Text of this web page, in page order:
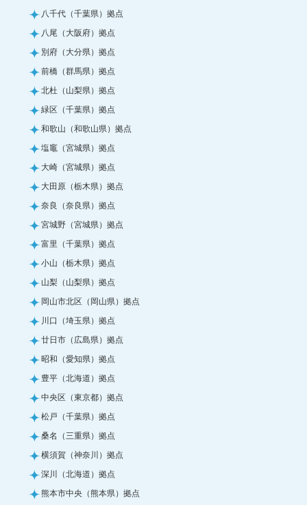
八千代（千葉県）拠点
八尾（大阪府）拠点
別府（大分県）拠点
前橋（群馬県）拠点
北杜（山梨県）拠点
緑区（千葉県）拠点
和歌山（和歌山県）拠点
塩竈（宮城県）拠点
大崎（宮城県）拠点
大田原（栃木県）拠点
奈良（奈良県）拠点
宮城野（宮城県）拠点
富里（千葉県）拠点
小山（栃木県）拠点
山梨（山梨県）拠点
岡山市北区（岡山県）拠点
川口（埼玉県）拠点
廿日市（広島県）拠点
昭和（愛知県）拠点
豊平（北海道）拠点
中央区（東京都）拠点
松戸（千葉県）拠点
桑名（三重県）拠点
横須賀（神奈川）拠点
深川（北海道）拠点
熊本市中央（熊本県）拠点